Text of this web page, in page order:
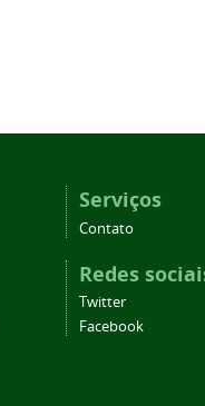
Serviços
Contato
Redes
Twitter
Facebook